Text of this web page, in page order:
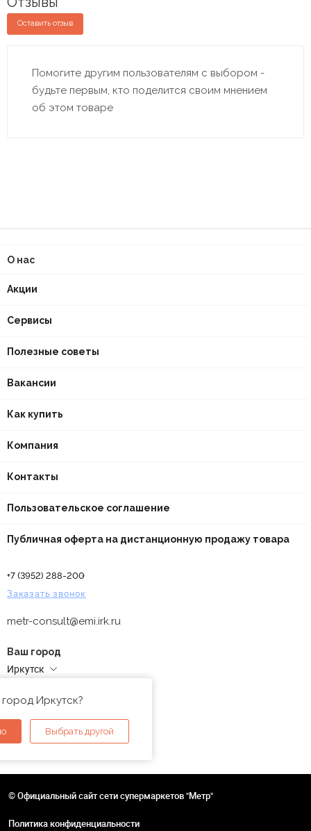
Оставить отзыв
Помогите другим пользователям с выбором -
будьте первым, кто поделится своим мнением
об этом товаре
О нас
Акции
Сервисы
Полезные советы
Вакансии
Как купить
Компания
Контакты
Пользовательское соглашение
Публичная оферта на дистанционную продажу товара
+7 (3952) 288-200
Заказать звонок
metr-consult@emi.irk.ru
Ваш город
Иркутск
Иркутск?
Выбрать другой
© Официальный сайт сети супермаркетов "Метр"
Политика конфиденциальности